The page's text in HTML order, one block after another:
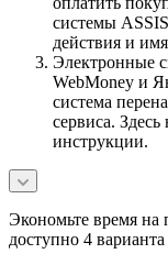
системы
действия и
Электронные
WebMoney и
система
сервиса.
инструкции.
Экономьте время на
доступно 4